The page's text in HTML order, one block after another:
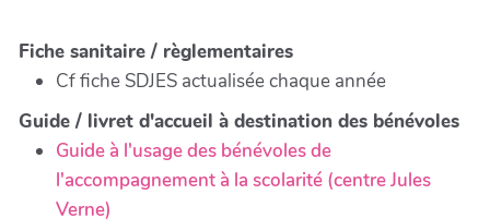
Fiche sanitaire / règlementaires
Cf fiche SDJES actualisée chaque année
Guide / livret d'accueil à destination des bénévoles
Guide à l'usage des bénévoles de
l'accompagnement à la scolarité (centre Jules
Verne)